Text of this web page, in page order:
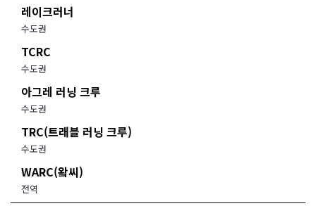
레이크러너
수도권
TCRC
수도권
아그레 러닝 크루
수도권
TRC(트래블 러닝 크루)
수도권
WARC(왘씨)
전역